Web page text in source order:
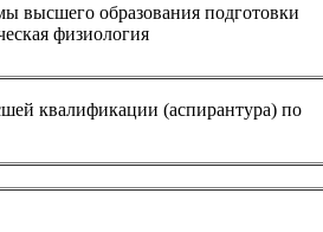
высшего образования подготовки
физиология
квалификации (аспирантура) по